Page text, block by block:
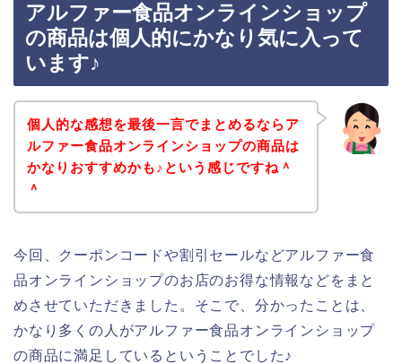
アルファー食品オンラインショップ
の商品は個人的にかなり気に入って
います♪
個人的な感想を最後一言でまとめるならア
ルファー食品オンラインショップの商品は
かなりおすすめかも♪という感じですね＾
＾
今回、クーポンコードや割引セールなどアルファー食
品オンラインショップのお店のお得な情報などをまと
めさせていただきました。そこで、分かったことは、
かなり多くの人がアルファー食品オンラインショップ
の商品に満足しているということでした♪